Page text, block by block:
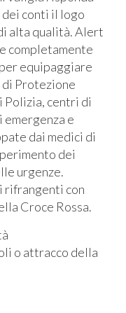
dei conti il logo
alta qualità. Alert
completamente
equipaggiare
di Protezione
Polizia, centri di
e
dai medici di
dei
urgenze.
rifrangenti con
Croce Rossa.
o attracco della